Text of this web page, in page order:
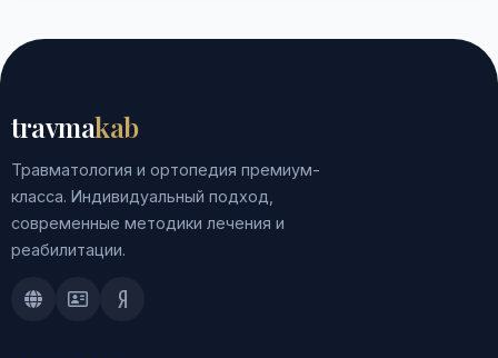
travmakab
Травматология и ортопедия премиум-
класса. Индивидуальный подход,
современные методики лечения и
реабилитации.
Doctu.ruПроДокторов
Яндекс.Здоровье